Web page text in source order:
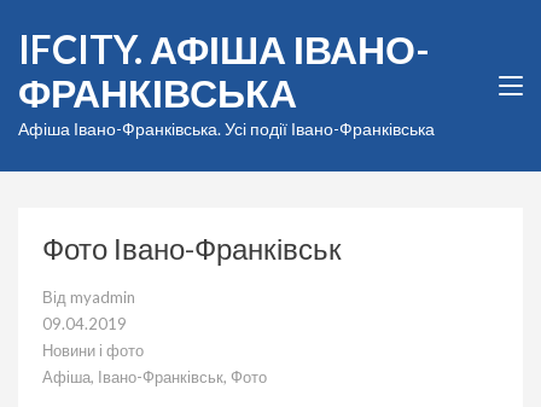
вмісту
(натисніть
Enter)
IFCITY. АФІША ІВАНО-
ФРАНКІВСЬКА
Афіша Івано-Франківська. Усі події Івано-Франківська
Фото Івано-Франківськ
Від myadmin
09.04.2019
Новини і фото
Афіша, Івано-Франківськ, Фото